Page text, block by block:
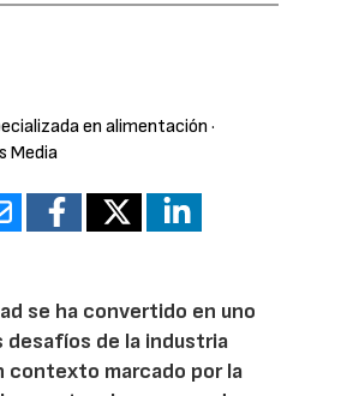
en alimentación ·
Media
se ha convertido en uno
desafíos de la industria
contexto marcado por la